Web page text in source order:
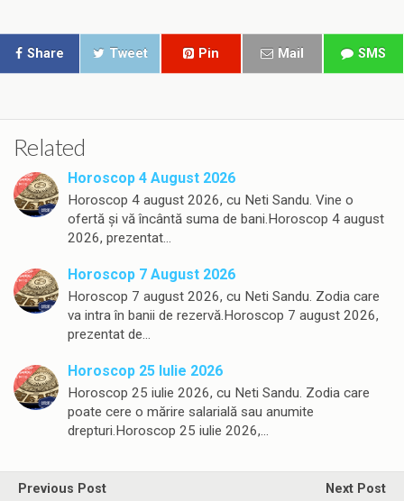
Share Tweet Pin Mail SMS
Related
Horoscop 4 August 2026
Horoscop 4 august 2026, cu Neti Sandu. Vine o
ofertă și vă încântă suma de bani.Horoscop 4 august
2026, prezentat…
Horoscop 7 August 2026
Horoscop 7 august 2026, cu Neti Sandu. Zodia care
va intra în banii de rezervă.Horoscop 7 august 2026,
prezentat de…
Horoscop 25 Iulie 2026
Horoscop 25 iulie 2026, cu Neti Sandu. Zodia care
poate cere o mărire salarială sau anumite
drepturi.Horoscop 25 iulie 2026,…
Previous Post
Next Post